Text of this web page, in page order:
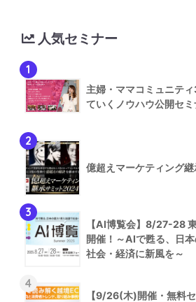
人気セミナー
1
主婦・ママコミュニテ
ていくノウハウ公開セ
2
億超えマーケティング
3
【AI博覧会】8/27-28
開催！～AIで甦る、日
社会・経済に新風を～
4
【9/26(木)開催・無料